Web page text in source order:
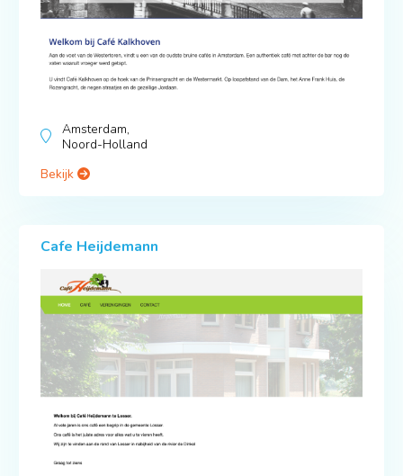
Amsterdam,
Noord-Holland
Bekijk
Cafe Heijdemann